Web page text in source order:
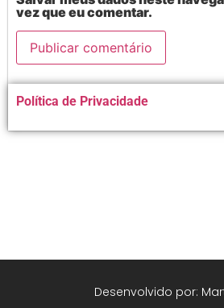
vez que eu comentar.
Alternative:
Política de Privacidade
Desenvolvido por: